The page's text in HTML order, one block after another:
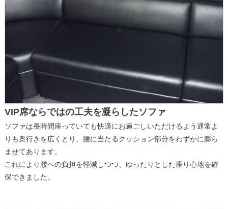
VIP席ならではの工夫を凝らしたソファ
ソファは長時間座っていても快適にお過ごしいただけるよう通常よ
りも奥行きを広くとり、腰に当たるクッション部分をわずかに膨ら
ませてあります。
これにより腰への負担を軽減しつつ、ゆったりとした座り心地を確
保できました。